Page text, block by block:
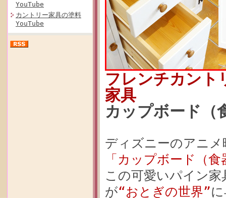
YouTube
カントリー家具の塗料
YouTube
フレンチカント
家具
カップボード
ディズニーのアニ
「カップボード（
この可愛いパイン
が“おとぎの世界”